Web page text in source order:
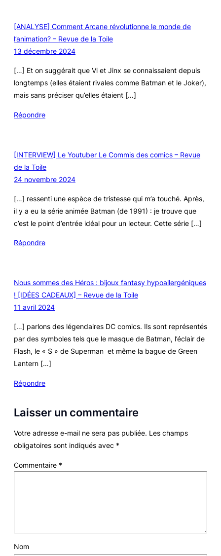
[ANALYSE] Comment Arcane révolutionne le monde de
l’animation? – Revue de la Toile
13 décembre 2024
[…] Et on suggérait que Vi et Jinx se connaissaient depuis
longtemps (elles étaient rivales comme Batman et le Joker),
mais sans préciser qu’elles étaient […]
Répondre
[INTERVIEW] Le Youtuber Le Commis des comics – Revue
de la Toile
24 novembre 2024
[…] ressenti une espèce de tristesse qui m’a touché. Après,
il y a eu la série animée Batman (de 1991) : je trouve que
c’est le point d’entrée idéal pour un lecteur. Cette série […]
Répondre
Nous sommes des Héros : bijoux fantasy hypoallergéniques
! [IDÉES CADEAUX] – Revue de la Toile
11 avril 2024
[…] parlons des légendaires DC comics. Ils sont représentés
par des symboles tels que le masque de Batman, l’éclair de
Flash, le « S » de Superman et même la bague de Green
Lantern […]
Répondre
Laisser un commentaire
Votre adresse e-mail ne sera pas publiée. Les champs
obligatoires sont indiqués avec *
Commentaire *
Nom